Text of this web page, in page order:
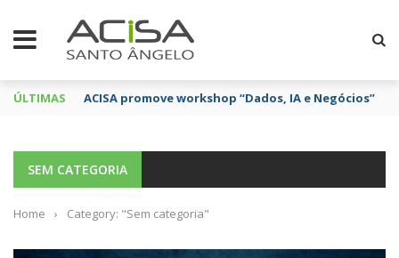
ÚLTIMAS ACISA promove workshop “Dados, IA e Negócios”
SEM CATEGORIA
Home › Category: "Sem categoria"